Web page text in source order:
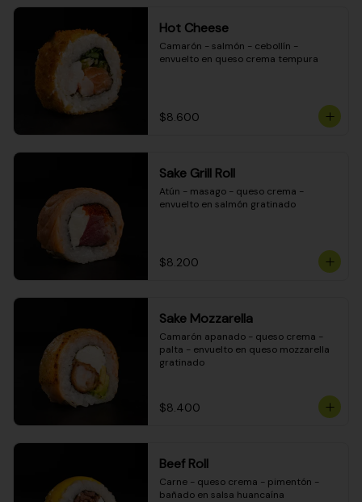
Hot Cheese
Camarón - salmón - cebollín -
envuelto en queso crema tempura
$8.600
Sake Grill Roll
Atún - masago - queso crema -
envuelto en salmón gratinado
$8.200
Sake Mozzarella
Camarón apanado - queso crema -
palta - envuelto en queso mozzarella
gratinado
$8.400
Beef Roll
Carne - queso crema - pimentón -
bañado en salsa huancaína